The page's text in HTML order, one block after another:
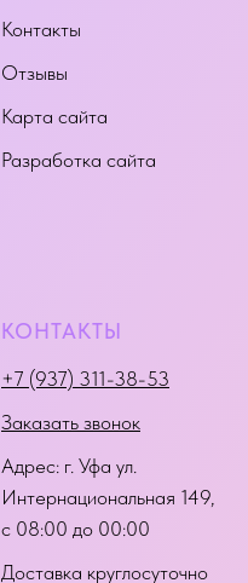
Контакты
Отзывы
Карта сайта
Разработка сайта
КОНТАКТЫ
+7 (937) 311-38-53
Заказать звонок
Адрес: г. Уфа ул.
Интернациональная 149,
с 08:00 до 00:00
Доставка круглосуточно